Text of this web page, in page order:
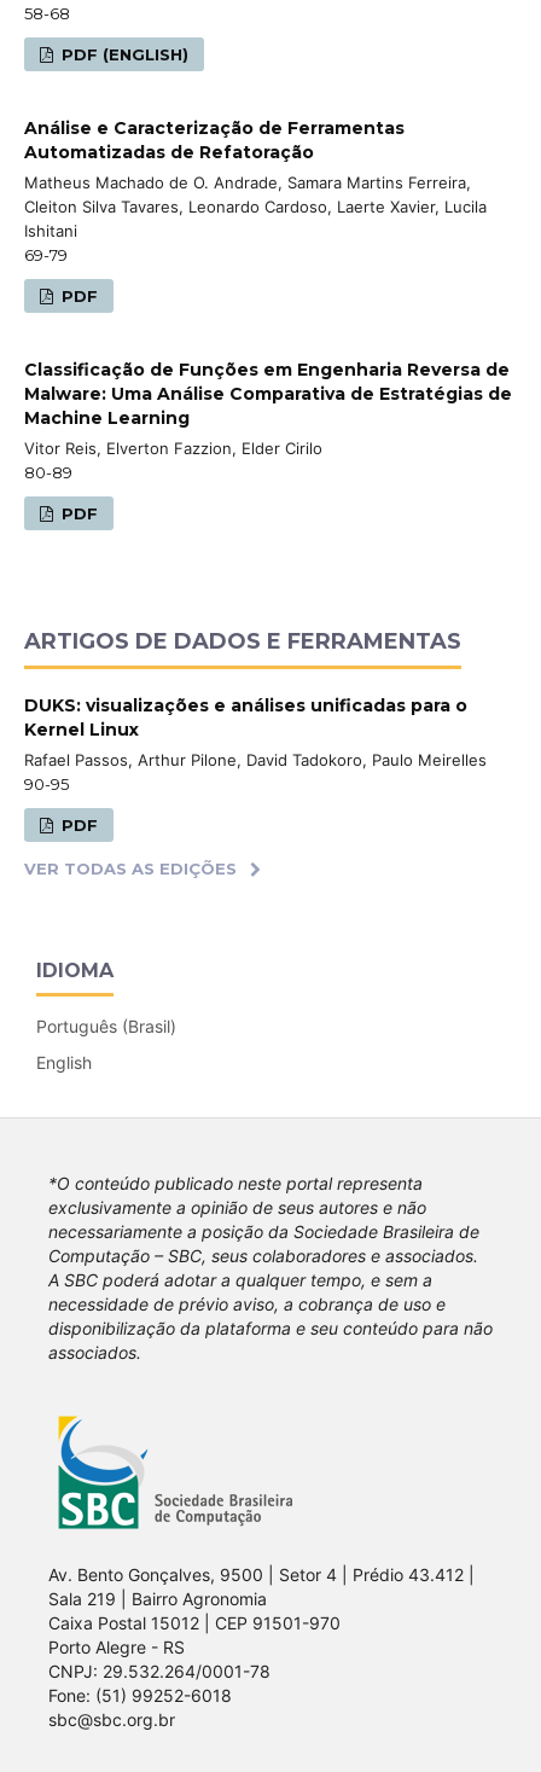
58-68
PDF (ENGLISH)
Análise e Caracterização de Ferramentas
Automatizadas de Refatoração
Matheus Machado de O. Andrade, Samara Martins Ferreira,
Cleiton Silva Tavares, Leonardo Cardoso, Laerte Xavier, Lucila
Ishitani
69-79
PDF
Classificação de Funções em Engenharia Reversa de
Malware: Uma Análise Comparativa de Estratégias de
Machine Learning
Vitor Reis, Elverton Fazzion, Elder Cirilo
80-89
PDF
ARTIGOS DE DADOS E FERRAMENTAS
DUKS: visualizações e análises unificadas para o
Kernel Linux
Rafael Passos, Arthur Pilone, David Tadokoro, Paulo Meirelles
90-95
PDF
VER TODAS AS EDIÇÕES
IDIOMA
Português (Brasil)
English
*O conteúdo publicado neste portal representa
exclusivamente a opinião de seus autores e não
necessariamente a posição da Sociedade Brasileira de
Computação – SBC, seus colaboradores e associados.
A SBC poderá adotar a qualquer tempo, e sem a
necessidade de prévio aviso, a cobrança de uso e
disponibilização da plataforma e seu conteúdo para não
associados.
Av. Bento Gonçalves, 9500 | Setor 4 | Prédio 43.412 |
Sala 219 | Bairro Agronomia
Caixa Postal 15012 | CEP 91501-970
Porto Alegre - RS
CNPJ: 29.532.264/0001-78
Fone: (51) 99252-6018
sbc@sbc.org.br